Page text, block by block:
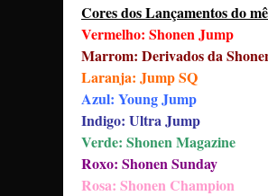
Cores dos Lançamentos do
Vermelho: Shonen Jump
Marrom: Derivados da
Laranja: Jump SQ
Azul: Young Jump
Indigo: Ultra Jump
Verde: Shonen Magazine
Roxo: Shonen Sunday
Rosa: Shonen Champion